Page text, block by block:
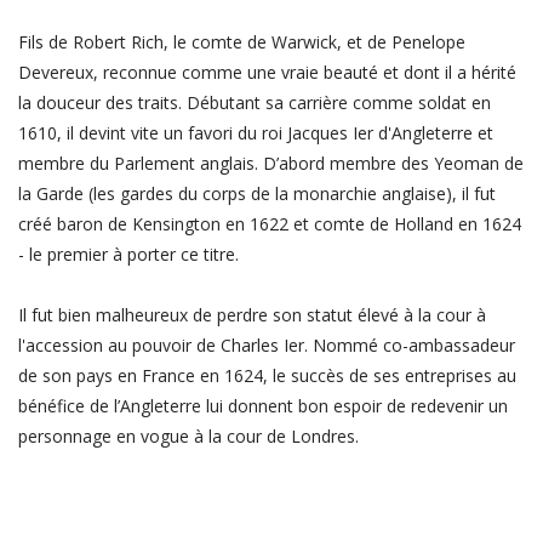
Fils de Robert Rich, le comte de Warwick, et de Penelope
Devereux, reconnue comme une vraie beauté et dont il a hérité
la douceur des traits. Débutant sa carrière comme soldat en
1610, il devint vite un favori du roi Jacques Ier d'Angleterre et
membre du Parlement anglais. D’abord membre des Yeoman de
la Garde (les gardes du corps de la monarchie anglaise), il fut
créé baron de Kensington en 1622 et comte de Holland en 1624
- le premier à porter ce titre.
Il fut bien malheureux de perdre son statut élevé à la cour à
l'accession au pouvoir de Charles Ier. Nommé co-ambassadeur
de son pays en France en 1624, le succès de ses entreprises au
bénéfice de l’Angleterre lui donnent bon espoir de redevenir un
personnage en vogue à la cour de Londres.